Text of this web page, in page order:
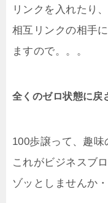
リンクを入れたり、
相互リンクの相手
ますので。。。
全くのゼロ状態に戻
100歩譲って、趣味
これがビジネスブ
ゾッとしませんか